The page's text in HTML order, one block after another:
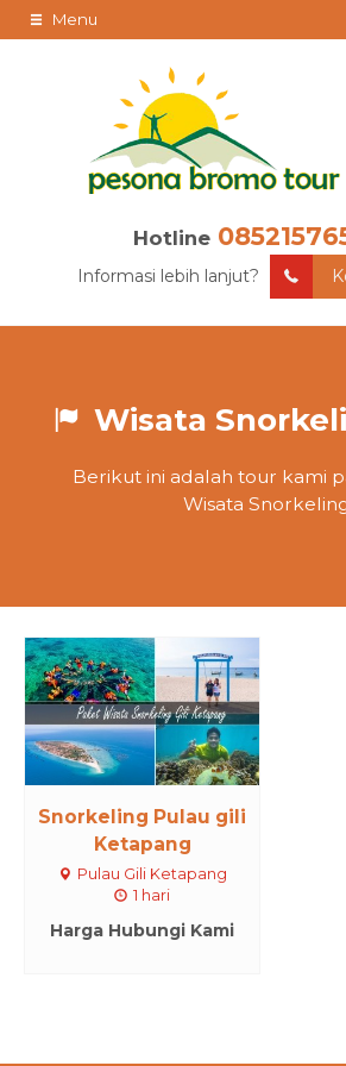
Menu
Hotline
Informasi lebih lanjut?
Wisata
Berikut ini adalah tour kami
Wisata
Snorkeling Pulau gili
Ketapang
Pulau Gili Ketapang
1 hari
Harga Hubungi Kami